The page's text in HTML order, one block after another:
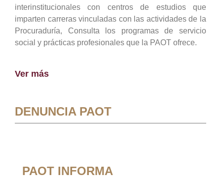
interinstitucionales con centros de estudios que
imparten carreras vinculadas con las actividades de la
Procuraduría, Consulta los programas de servicio
social y prácticas profesionales que la PAOT ofrece.
Ver más
DENUNCIA PAOT
PAOT INFORMA